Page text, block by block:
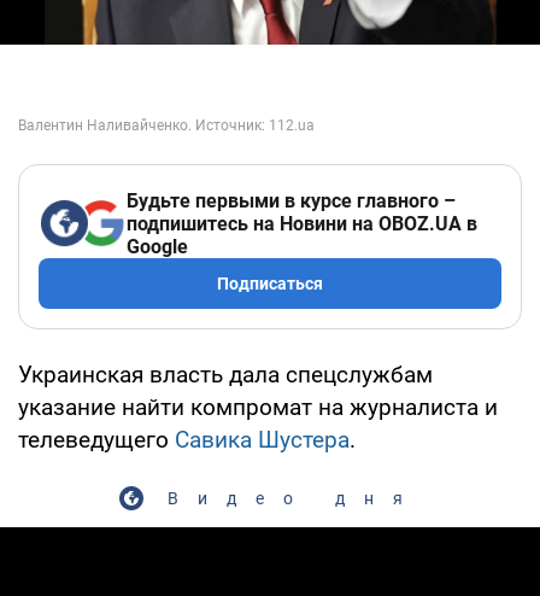
Будьте первыми в курсе главного –
подпишитесь на Новини на OBOZ.UA в
Google
Подписаться
Украинская власть дала спецслужбам
указание найти компромат на журналиста и
телеведущего Савика Шустера.
Видео дня